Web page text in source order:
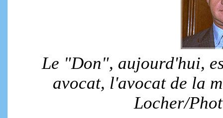
Le "Don", aujourd'hui,
avocat, l'avocat de la
Locher/